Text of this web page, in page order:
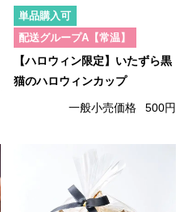
単品購入可
配送グループA【常温】
【ハロウィン限定】いたずら黒
猫のハロウィンカップ
一般小売価格 500円